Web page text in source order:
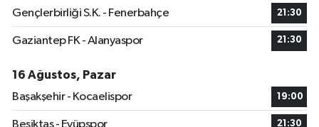
Gençlerbirliği S.K. - Fenerbahçe 21:30
Gaziantep FK - Alanyaspor 21:30
16 Ağustos, Pazar
Başakşehir - Kocaelispor
19:00
Beşiktaş - Eyüpspor 21:30